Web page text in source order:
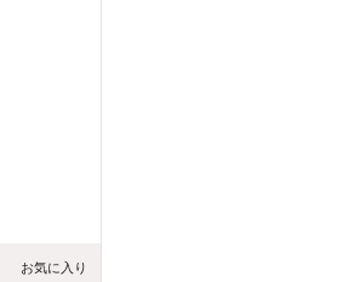
お気に入り